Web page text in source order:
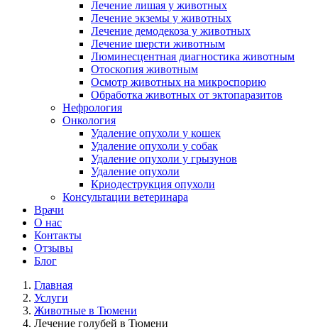
Лечение лишая у животных
Лечение экземы у животных
Лечение демодекоза у животных
Лечение шерсти животным
Люминесцентная диагностика животным
Отоскопия животным
Осмотр животных на микроспорию
Обработка животных от эктопаразитов
Нефрология
Онкология
Удаление опухоли у кошек
Удаление опухоли у собак
Удаление опухоли у грызунов
Удаление опухоли
Криодеструкция опухоли
Консультации ветеринара
Врачи
О нас
Контакты
Отзывы
Блог
Главная
Услуги
Животные в Тюмени
Лечение голубей в Тюмени